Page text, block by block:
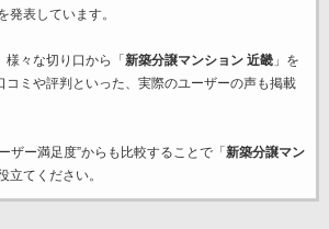
発表しています。
々な切り口から「 新築分譲マンション 近畿」を
コミや評判といった、実際のユーザーの声も掲載
ザー満足度”からも比較することで「 新築分譲マン
立てください。